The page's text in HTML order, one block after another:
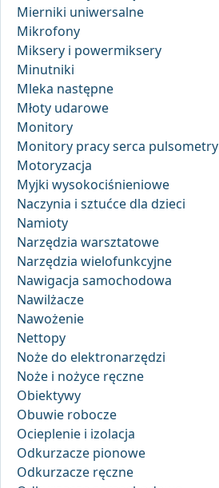
Mierniki uniwersalne
Mikrofony
Miksery i powermiksery
Minutniki
Mleka następne
Młoty udarowe
Monitory
Monitory pracy serca pulsometry
Motoryzacja
Myjki wysokociśnieniowe
Naczynia i sztućce dla dzieci
Namioty
Narzędzia warsztatowe
Narzędzia wielofunkcyjne
Nawigacja samochodowa
Nawilżacze
Nawożenie
Nettopy
Noże do elektronarzędzi
Noże i nożyce ręczne
Obiektywy
Obuwie robocze
Ocieplenie i izolacja
Odkurzacze pionowe
Odkurzacze ręczne